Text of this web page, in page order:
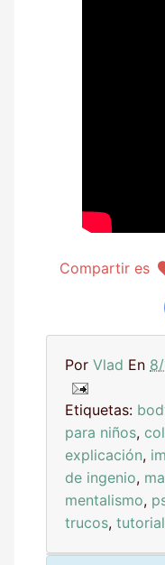
Compartir es
Por Vlad En
Etiquetas:
para niños,
explicación,
de ingenio,
mentalismo,
trucos, tutorial